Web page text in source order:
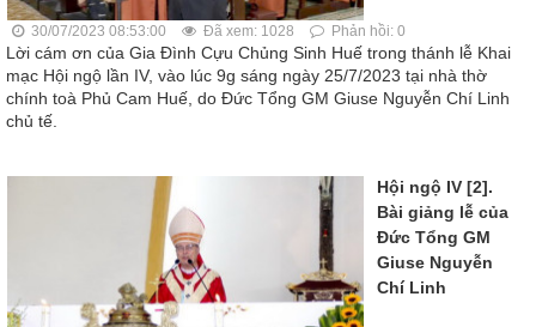
30/07/2023 08:53:00 Đã xem: 1028 Phản hồi: 0
Lời cám ơn của Gia Đình Cựu Chủng Sinh Huế trong thánh lễ Khai
mạc Hội ngộ lần IV, vào lúc 9g sáng ngày 25/7/2023 tại nhà thờ
chính toà Phủ Cam Huế, do Đức Tổng GM Giuse Nguyễn Chí Linh
chủ tế.
Hội ngộ IV [2].
Bài giảng lễ của
Đức Tổng GM
Giuse Nguyễn
Chí Linh